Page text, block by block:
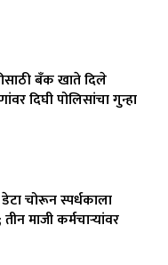
बँक खाते दिले
दिघी पोलिसांचा गुन्हा
चोरून स्पर्धकाला
माजी कर्मचाऱ्यांवर